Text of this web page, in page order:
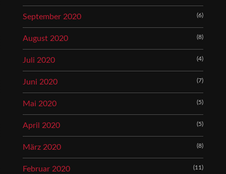
September 2020 (6)
August 2020 (8)
Juli 2020 (4)
Juni 2020 (7)
Mai 2020 (5)
April 2020 (5)
März 2020 (8)
Februar 2020 (11)